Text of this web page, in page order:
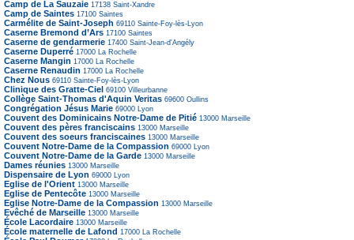
Camp de La Sauzaie 17138 Saint-Xandre
Camp de Saintes 17100 Saintes
Carmélite de Saint-Joseph 69110 Sainte-Foy-lès-Lyon
Caserne Bremond d’Ars 17100 Saintes
Caserne de gendarmerie 17400 Saint-Jean-d'Angély
Caserne Duperré 17000 La Rochelle
Caserne Mangin 17000 La Rochelle
Caserne Renaudin 17000 La Rochelle
Chez Nous 69110 Sainte-Foy-lès-Lyon
Clinique des Gratte-Ciel 69100 Villeurbanne
Collège Saint-Thomas d'Aquin Veritas 69600 Oullins
Congrégation Jésus Marie 69000 Lyon
Couvent des Dominicains Notre-Dame de Pitié 13000 Marseille
Couvent des pères franciscains 13000 Marseille
Couvent des soeurs franciscaines 13000 Marseille
Couvent Notre-Dame de la Compassion 69000 Lyon
Couvent Notre-Dame de la Garde 13000 Marseille
Dames réunies 13000 Marseille
Dispensaire de Lyon 69000 Lyon
Eglise de l'Orient 13000 Marseille
Eglise de Pentecôte 13000 Marseille
Eglise Notre-Dame de la Compassion 13000 Marseille
Evêché de Marseille 13000 Marseille
École Lacordaire 13000 Marseille
École maternelle de Lafond 17000 La Rochelle